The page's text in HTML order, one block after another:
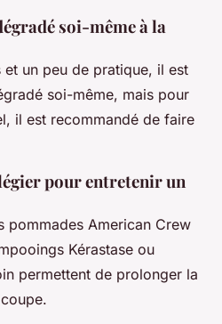
soi-même à la
un peu de pratique, il est
soi-même, mais pour
il est recommandé de faire
pour entretenir un
pommades American Crew
Kérastase ou
permettent de prolonger la